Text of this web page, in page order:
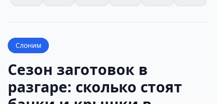
Слоним
Сезон заготовок в
разгаре: сколько стоят